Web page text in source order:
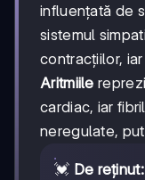
influențată de
sistemul
contracțiilor,
Aritmiile
cardiac, iar
neregulate,
💓 De reținut: